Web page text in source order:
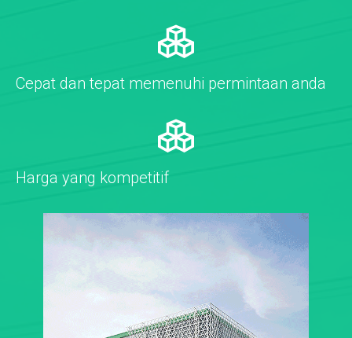
Cepat dan tepat memenuhi permintaan anda
Harga yang kompetitif